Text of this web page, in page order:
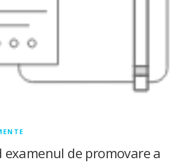
de promovare a